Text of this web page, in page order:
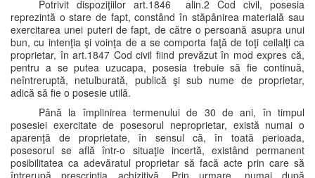
Potrivit dispoziţiilor art.1846 alin.2 Cod civil, posesia
reprezintă o stare de fapt, constând în stăpânirea materială sau
exercitarea unei puteri de fapt, de către o persoană asupra unui
bun, cu intenţia şi voinţa de a se comporta faţă de toţi ceilalţi ca
proprietar, în art.1847 Cod civil fiind prevăzut în mod expres că,
pentru a se putea uzucapa, posesia trebuie să fie continuă,
neîntreruptă, netulburată, publică şi sub nume de proprietar,
adică să fie o posesie utilă.
Până la împlinirea termenului de 30 de ani, în timpul
posesiei exercitate de posesorul neproprietar, există numai o
aparenţă de proprietate, în sensul că, în toată perioada,
posesorul se află într-o situaţie incertă, existând permanent
posibilitatea ca adevăratul proprietar să facă acte prin care să
întrerupă prescripţia achizitivă. Prin urmare, numai după